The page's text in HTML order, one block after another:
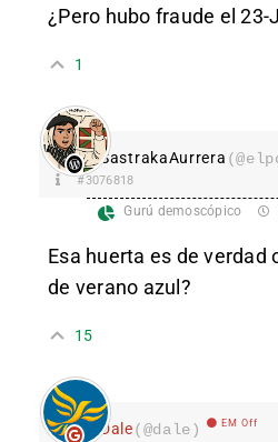
¿Pero hubo fraude el 23-
1
SastrakaAurrera
#3076818
Gurú demoscópico
Esa huerta es de verdad
de verano azul?
15
Dale(@dale) EM Off